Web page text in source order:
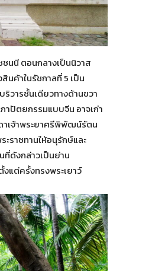
นนี ตอนกลางเป็นนิวาส
ค้าในรัชกาลที่ 5 เป็น
วารชั้นเดียวทางด้านขวา
ปัตยกรรมแบบจีน อาจเก่า
าเจ้าพระยาศรีพิพัฒน์รัตน
ราชทานให้อนุรักษ์และ
ที่ดังกล่าวเป็นย่าน
แต่ครั้งทรงพระเยาว์